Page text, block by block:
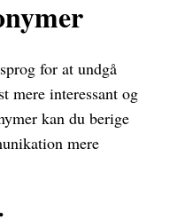
for at undgå
mere interessant og
kan du berige
mere